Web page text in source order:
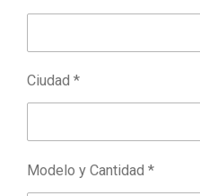
Ciudad *
Modelo y Cantidad *